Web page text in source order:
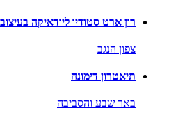
רון ארט סטודיו ליודאיקה
צפון הנגב
תיאטרון דימונה
באר שבע והסביבה